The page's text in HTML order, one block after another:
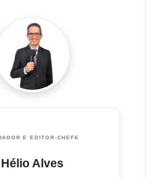
E EDITOR-CHEFE
Hélio Alves